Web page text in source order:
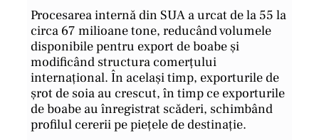
Procesarea internă din SUA a urcat de la 55 la
circa 67 milioane tone, reducând volumele
disponibile pentru export de boabe și
modificând structura comerțului
internațional. În același timp, exporturile de
șrot de soia au crescut, în timp ce exporturile
de boabe au înregistrat scăderi, schimbând
profilul cererii pe piețele de destinație.